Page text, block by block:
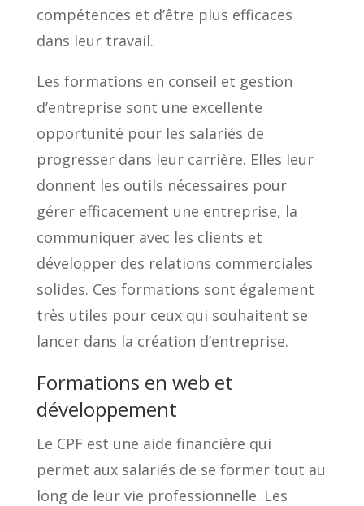
compétences et d’être plus efficaces
dans leur travail.
Les formations en conseil et gestion
d’entreprise sont une excellente
opportunité pour les salariés de
progresser dans leur carrière. Elles leur
donnent les outils nécessaires pour
gérer efficacement une entreprise, la
communiquer avec les clients et
développer des relations commerciales
solides. Ces formations sont également
très utiles pour ceux qui souhaitent se
lancer dans la création d’entreprise.
Formations en web et
développement
Le CPF est une aide financière qui
permet aux salariés de se former tout au
long de leur vie professionnelle. Les